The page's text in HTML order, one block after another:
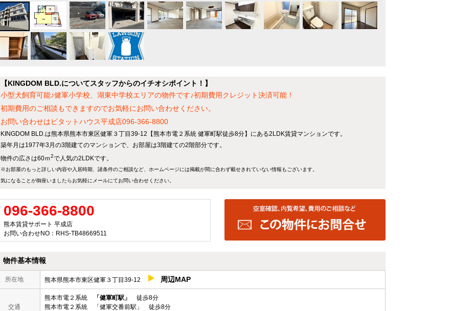
【KINGDOM BLD.についてスタッフからのイチオシポイント！】
小型犬飼育可能♪健軍小学校、湖東中学校エリアの物件です♪初期費用クレジット決済可能！
初期費用のご相談もできますのでお気軽にお問い合わせください。
お問い合わせはピタットハウス平成店096-366-8800
KINGDOM BLD.は熊本県熊本市東区健軍３丁目39-12【熊本市電２系統 健軍町駅徒歩8分】にある2LDK賃貸マンションです。
築年月は1977年3月の3階建てのマンションで、お部屋は3階建ての2階部分です。
物件の広さは60ｍ2で人気の2LDKです。
※お部屋のもっと詳しい内容や入居時期、諸条件のご相談など、ホームページには掲載が間に合わず載せきれていない情報もございます。
気になることが御座いましたらお気軽にメールにてお問い合わせください。
096-366-8800
熊本賃貸サポート 平成店
お問い合わせNO：RHS-TB48669511
物件基本情報
所在地 熊本県熊本市東区健軍３丁目39-12 周辺MAP
交通
熊本市電２系統 「健軍町駅」
徒歩8分
熊本市電２系統 「健軍交番前駅」 徒歩8分